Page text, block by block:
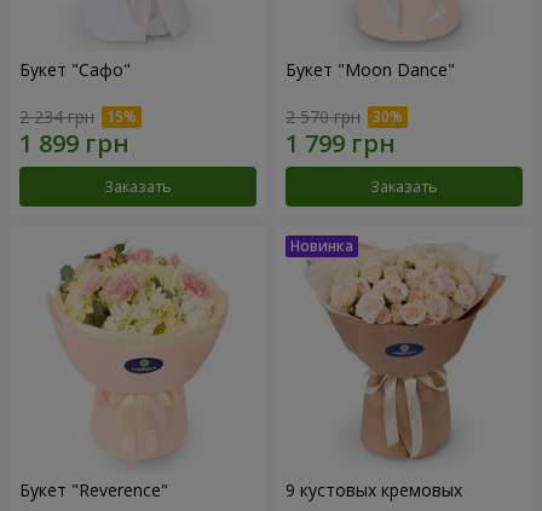
Букет "Сафо"
2 234 грн
Заказать
Букет "Moon Dance"
2 570 грн
Заказать
Букет "Reverence" 9 кустовых кремовых